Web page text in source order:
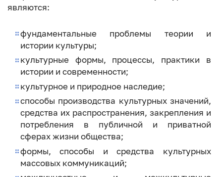
являются:
фундаментальные проблемы теории и
истории культуры;
культурные формы, процессы, практики в
истории и современности;
культурное и природное наследие;
способы производства культурных значений,
средства их распространения, закрепления и
потребления в публичной и приватной
сферах жизни общества;
формы, способы и средства культурных
массовых коммуникаций;